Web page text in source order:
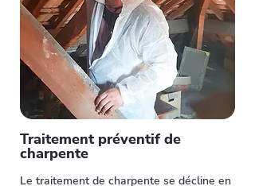
Traitement préventif de
charpente
Le traitement de charpente se décline en